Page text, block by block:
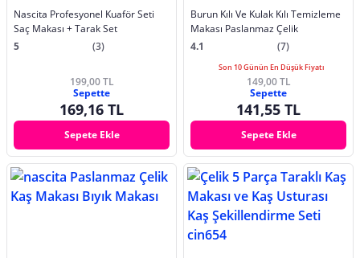
Nascita Profesyonel Kuaför Seti
Saç Makası + Tarak Set
5
(3)
199,00 TL
Sepette
169,16 TL
Sepete Ekle
Burun Kılı Ve Kulak Kılı Temizleme
Makası Paslanmaz Çelik
4.1
(7)
Son 10 Günün En Düşük Fiyatı
149,00 TL
Sepette
141,55 TL
Sepete Ekle